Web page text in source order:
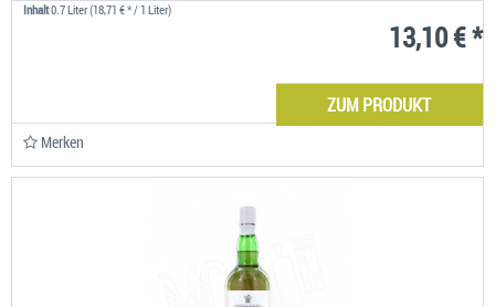
Inhalt0.7 Liter(18,71 € * / 1 Liter)
13,10 € *
ZUM PRODUKT
Merken